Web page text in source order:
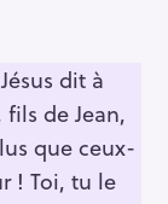
dit à
de Jean,
que ceux-
! Toi, tu le